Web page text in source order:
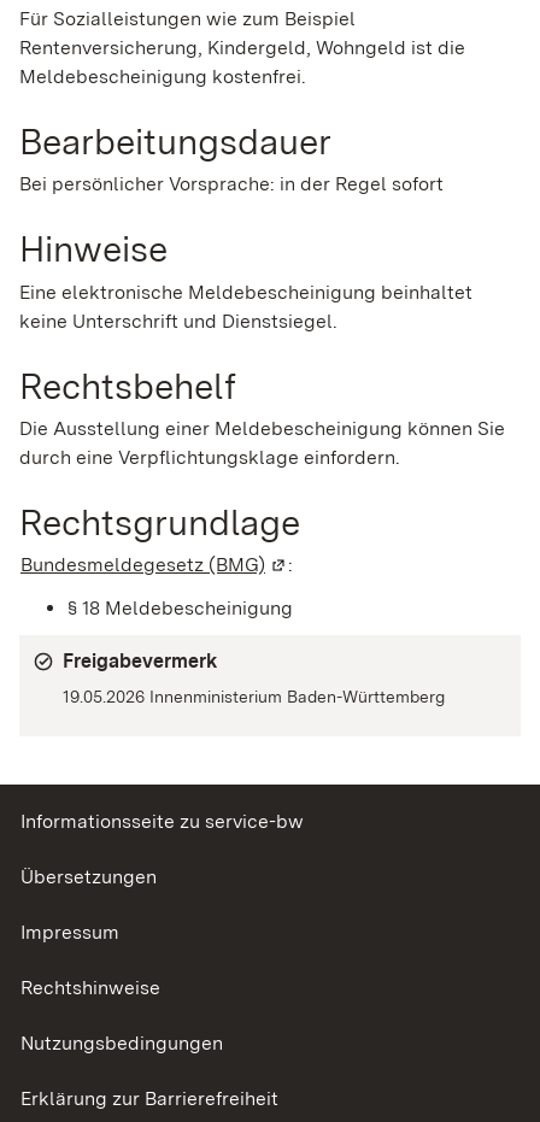
Für Sozialleistungen wie zum Beispiel
Rentenversicherung, Kindergeld, Wohngeld ist die
Meldebescheinigung kostenfrei.
Bearbeitungsdauer
Bei persönlicher Vorsprache: in der Regel sofort
Hinweise
Eine elektronische Meldebescheinigung beinhaltet
keine Unterschrift und Dienstsiegel.
Rechtsbehelf
Die Ausstellung einer Meldebescheinigung können Sie
durch eine Verpflichtungsklage einfordern.
Rechtsgrundlage
Bundesmeldegesetz (BMG) (Wird in einem neuen Fenster
:
§ 18 Meldebescheinigung
Freigabevermerk
19.05.2026 Innenministerium Baden-Württemberg
Informationsseite zu service-bw
Übersetzungen
Impressum
Rechtshinweise
Nutzungsbedingungen
Erklärung zur Barrierefreiheit